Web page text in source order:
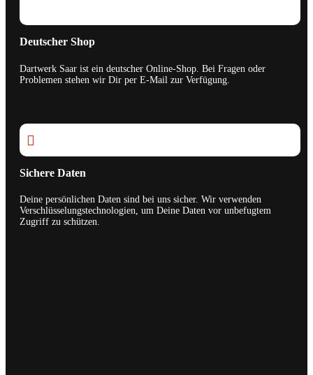
Deutscher Shop
Dartwerk Saar ist ein deutscher Online-Shop. Bei Fragen oder
Problemen stehen wir Dir per E-Mail zur Verfügung.

Sichere Daten
Deine persönlichen Daten sind bei uns sicher. Wir verwenden
Verschlüsselungstechnologien, um Deine Daten vor unbefugtem
Zugriff zu schützen.